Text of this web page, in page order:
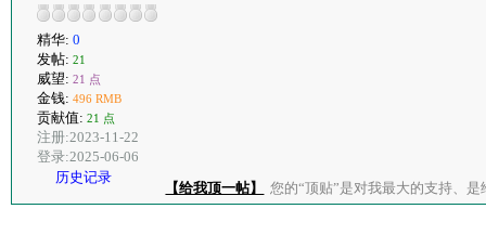
精华: 0
发帖: 21
威望: 21 点
金钱: 496 RMB
贡献值: 21 点
注册:2023-11-22
登录:2025-06-06
历史记录
【给我顶一帖】 您的“顶贴”是对我最大的支持、